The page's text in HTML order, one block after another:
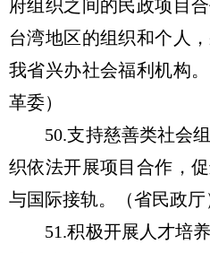
府组织之间的民政项目
台湾地区的组织和个人
我省兴办社会福利机构
革委）
50.支持慈善类社会组
织依法开展项目合作，
与国际接轨。（省民政厅
51.积极开展人才培养